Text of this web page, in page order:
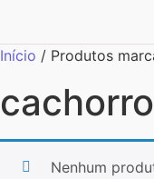
Início / Produtos
cachorro
Nenhum